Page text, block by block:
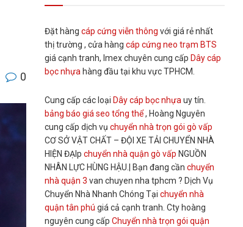
0
Đặt hàngcáp cứng viễn thông với giá rẻ nhất
thị trường , cửa hàngcáp cứng neo trạm BTS
giá cạnh tranh, Imex chuyên cung cấp Dây cáp
bọc nhựa hàng đầu tại khu vực TPHCM.
Cung cấp các loạiDây cáp bọc nhựa uy tín.
bảng báo giá seo tổng thể, Hoàng Nguyên
cung cấp dịch vụchuyển nhà trọn gói gò vấp
CƠ SỞ VẬT CHẤT – ĐỘI XE TẢI CHUYỂN NHÀ
HIỆN ĐẠIpchuyển nhà quận gò vấp NGUỒN
NHÂN LỰC HÙNG HẬU.| Bạn đang cầnchuyển
nhà quận 3 van chuyen nha tphcm ? Dịch Vụ
Chuyển Nhà Nhanh Chóng Tạichuyển nhà
quận tân phú giá cả cạnh tranh. Cty hoàng
nguyên cung cấpChuyển nhà trọn gói quận